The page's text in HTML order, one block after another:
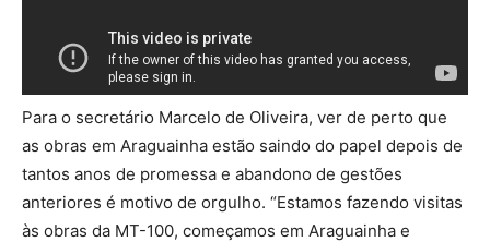
Para o secretário Marcelo de Oliveira, ver de perto que
as obras em Araguainha estão saindo do papel depois de
tantos anos de promessa e abandono de gestões
anteriores é motivo de orgulho. “Estamos fazendo visitas
às obras da MT-100, começamos em Araguainha e